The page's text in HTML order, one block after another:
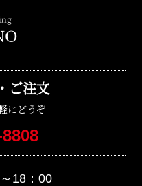
ご注文
にどうぞ
18：00